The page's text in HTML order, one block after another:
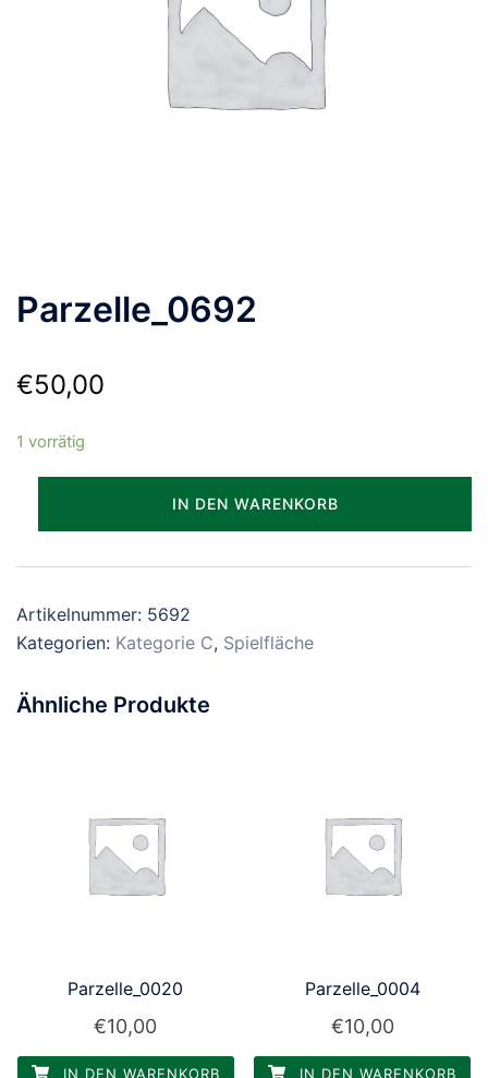
Parzelle_0692
€50,00
1 vorrätig
IN DEN WARENKORB
Artikelnummer: 5692
Kategorien: Kategorie C, Spielfläche
Ähnliche Produkte
Parzelle_0020
€10,00
IN DEN WARENKORB
Parzelle_0004
€10,00
IN DEN WARENKORB